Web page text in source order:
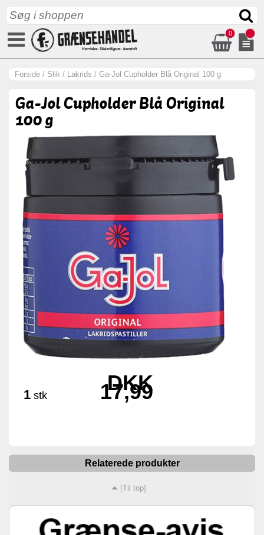
0
Forside / Slik / Lakrids / Ga-Jol Cupholder Blå Original 100 g
Ga-Jol Cupholder Blå Original
100 g
1 stk
DKK
17,99
Relaterede produkter
[Til top]